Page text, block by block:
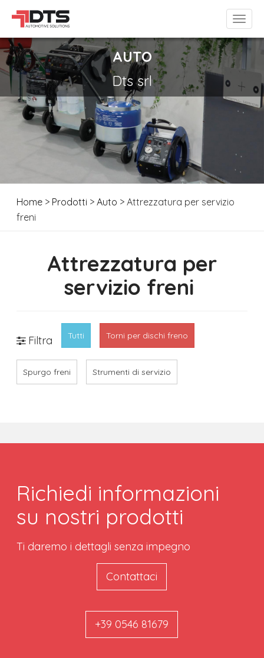
AUTO
Dts srl
Home > Prodotti >Auto > Attrezzatura per servizio
freni
Attrezzatura per
servizio freni
Filtra Tutti Torni per dischi freno
Spurgo freni Strumenti di servizio
Richiedi informazioni
su nostri prodotti
Ti daremo i dettagli senza impegno
Contattaci
+39 0546 81679